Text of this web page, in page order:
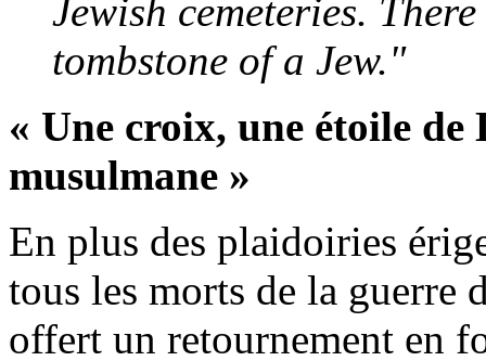
Jewish cemeteries.
tombstone of a Jew."
« Une croix, une étoile
musulmane »
En plus des plaidoiries
tous les morts de la guerre
offert un retournement en